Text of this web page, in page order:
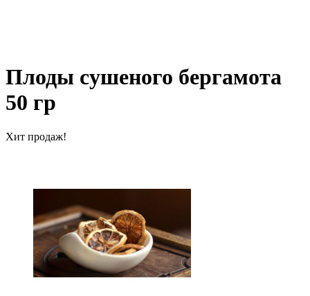
Плоды сушеного бергамота
50 гр
Хит продаж!